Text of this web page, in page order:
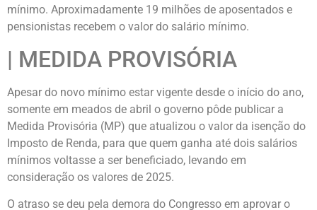
mínimo. Aproximadamente 19 milhões de aposentados e
pensionistas recebem o valor do salário mínimo.
| MEDIDA PROVISÓRIA
Apesar do novo mínimo estar vigente desde o início do ano,
somente em meados de abril o governo pôde publicar a
Medida Provisória (MP) que atualizou o valor da isenção do
Imposto de Renda, para que quem ganha até dois salários
mínimos voltasse a ser beneficiado, levando em
consideração os valores de 2025.
O atraso se deu pela demora do Congresso em aprovar o